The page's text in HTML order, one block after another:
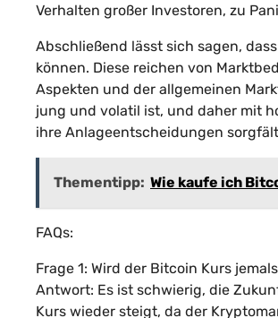
Verhalten großer Investoren, zu
Abschließend lässt sich sagen,
können. Diese reichen von
Aspekten und der allgemeinen
jung und volatil ist, und daher mit
ihre Anlageentscheidungen
Thementipp: Wie kaufe ich
FAQs:
Frage 1: Wird der Bitcoin Kurs
Antwort: Es ist schwierig, die
Kurs wieder steigt, da der